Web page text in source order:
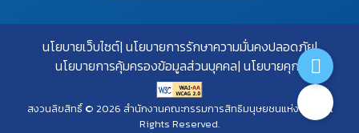
นโยบายเว็บไซต์ นโยบายการรักษาความมั่นคงปลอดภัย
นโยบายการคุ้มครองข้อมูลส่วนบุคคล นโยบายคุกกี้
สงวนลิขสิทธิ์ © 2026 สำนักงานคณะกรรมการสิทธิมนุษยชนแห่งชาติ. All
Rights Reserved.